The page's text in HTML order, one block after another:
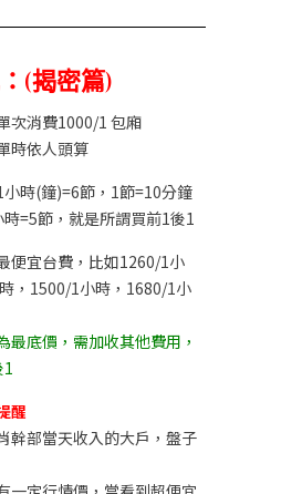
(揭密篇)
次消費1000/1 包廂
時依人頭算
小時(鐘)=6節，1節=10分鐘
=5節，就是所謂買前1後1
便宜台費，比如1260/1小
，1500/1小時，1680/1小
最底價，需加收其他費用，
1
醒
幹部當天收入的大戶，盤子